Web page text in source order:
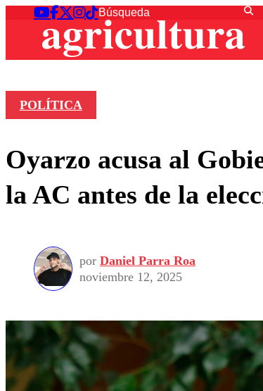
POLÍTICA
Oyarzo acusa al
la AC antes de la
por Daniel Parra Roa
noviembre 12, 2025